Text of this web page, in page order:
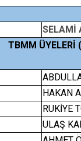
Yıldızeli
SELAMİ
TBMM ÜYELERİ
HAKAN
RUKİYE
ULAŞ